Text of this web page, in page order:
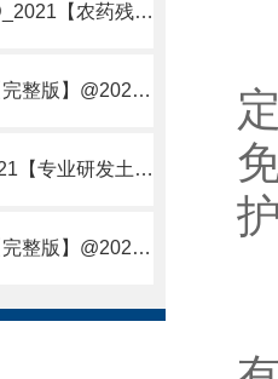
农药残留快速检测仪@_2021【农药残留检测仪器仪表DE原理】
抗生素残留检测仪@【完整版】@2021专业抗生素残留检测仪器仪表
土壤养分检测仪@_2021【专业研发土壤养分快速检测仪器仪表厂】
土壤重金属检测仪@【完整版】@2021专业土壤重金属快速检测仪器仪表